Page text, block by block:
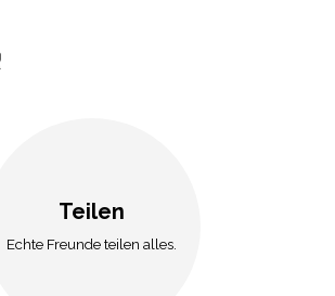
Teilen
Echte Freunde teilen alles.